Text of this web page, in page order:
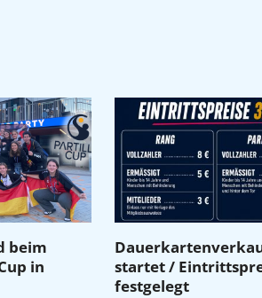
beim
in
startet /
festgelegt